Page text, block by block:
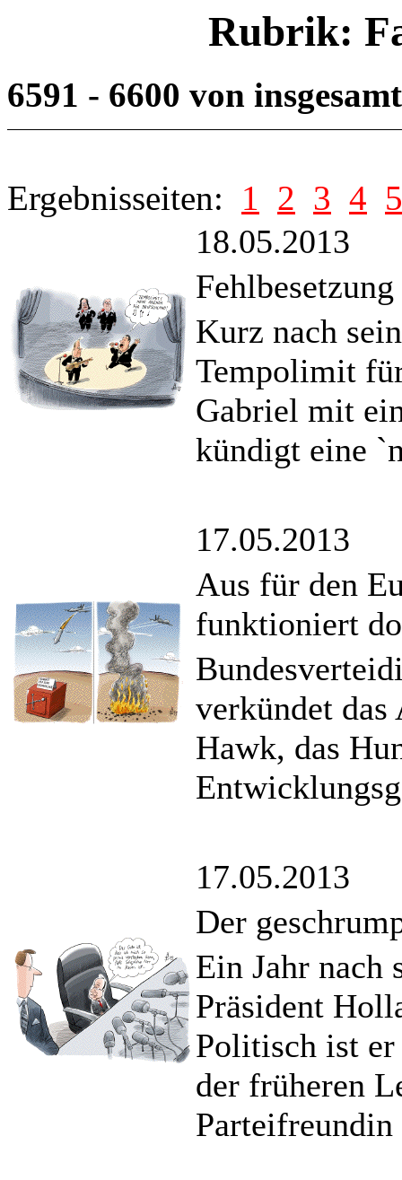
Rubrik:
6591 - 6600 von
Ergebnisseiten: 1 2 3 4 5
18.05.2013
Kurz nach
Tempolimit
Gabriel mit
kündigt eine
17.05.2013
Aus für den
funktioniert
verkündet
Hawk, das
17.05.2013
Der
Ein Jahr nach
Präsident
Politisch ist er
der früheren